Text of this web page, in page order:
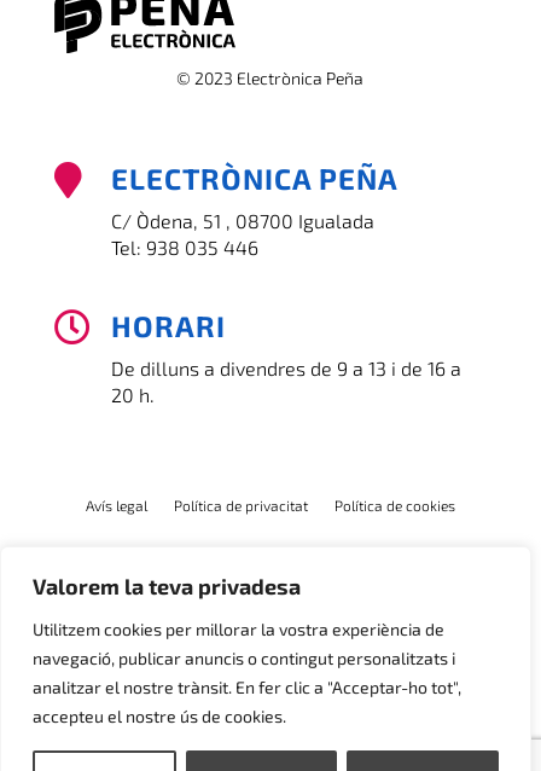
Valorem la teva privadesa
Utilitzem cookies per millorar la vostra experiència de
navegació, publicar anuncis o contingut personalitzats i
analitzar el nostre trànsit. En fer clic a "Acceptar-ho tot",
accepteu el nostre ús de cookies.
© 2023 Electrònica Peña
 ELECTRÒNICA PEÑA
C/ Òdena, 51 , 08700 Igualada
Tel: 938 035 446
 HORARI
De dilluns a divendres de 9 a 13 i de 16 a
20 h.
Avís legal Política de privacitat Política de cookies